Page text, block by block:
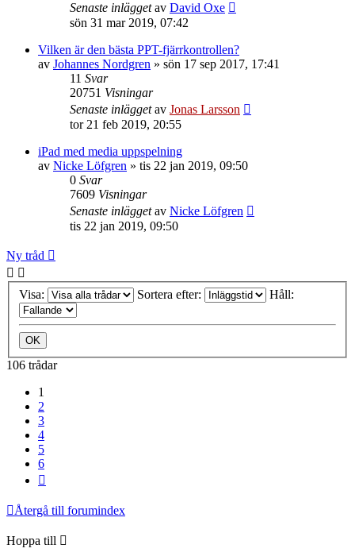
Senaste inläggetav David Oxe
sön 31 mar 2019, 07:42
Vilken är den bästa PPT-fjärrkontrollen?
av Johannes Nordgren » sön 17 sep 2017, 17:41
11 Svar
20751 Visningar
Senaste inläggetav Jonas Larsson
tor 21 feb 2019, 20:55
iPad med media uppspelning
av Nicke Löfgren » tis 22 jan 2019, 09:50
0 Svar
7609 Visningar
Senaste inläggetav Nicke Löfgren
tis 22 jan 2019, 09:50
Ny tråd
Visa: Sortera efter: Håll:
106 trådar
1
2
3
4
5
6
Återgå till forumindex
Hoppa till